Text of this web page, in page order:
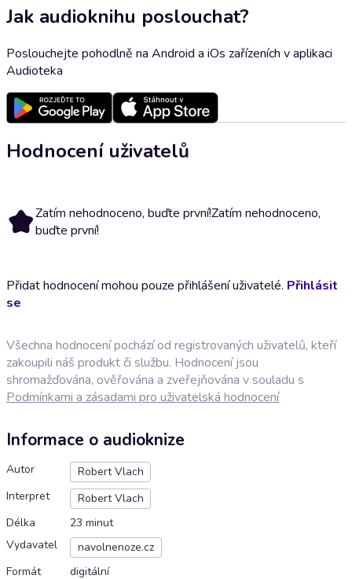
Jak audioknihu poslouchat?
Poslouchejte pohodlně na Android a iOs zařízeních v aplikaci
Audioteka
Hodnocení uživatelů
Zatím nehodnoceno, buďte první!Zatím nehodnoceno,
buďte první!
Přidat hodnocení mohou pouze přihlášení uživatelé. Přihlásit
se
Všechna hodnocení pochází od registrovaných uživatelů, kteří
zakoupili náš produkt či službu. Hodnocení jsou
shromažďována, ověřována a zveřejňována v souladu s
Podmínkami a zásadami pro uživatelská hodnocení
Informace o audioknize
Autor
Robert Vlach
Interpret
Robert Vlach
Délka
23 minut
Vydavatel
navolnenoze.cz
Formát
digitální